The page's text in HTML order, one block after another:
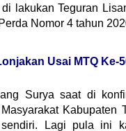
lakukan Teguran
Nomor 4 tahun
Usai MTQ Ke-
Surya saat di
Lagi pula ini